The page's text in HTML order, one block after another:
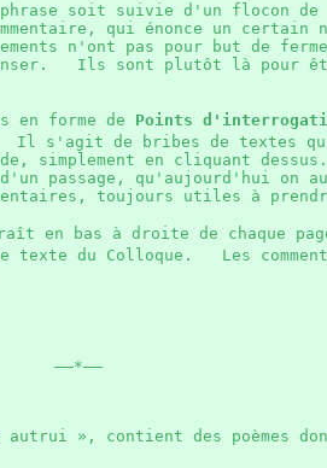
soit suivie d'un flocon de
qui énonce un certain
n'ont pas pour but de
Ils sont plutôt là pour
en forme de Points
s'agit de bribes de textes
simplement en cliquant
passage, qu'aujourd'hui on
toujours utiles à
en bas à droite de chaque
texte du Colloque. Les
——*——
autrui », contient des poèmes